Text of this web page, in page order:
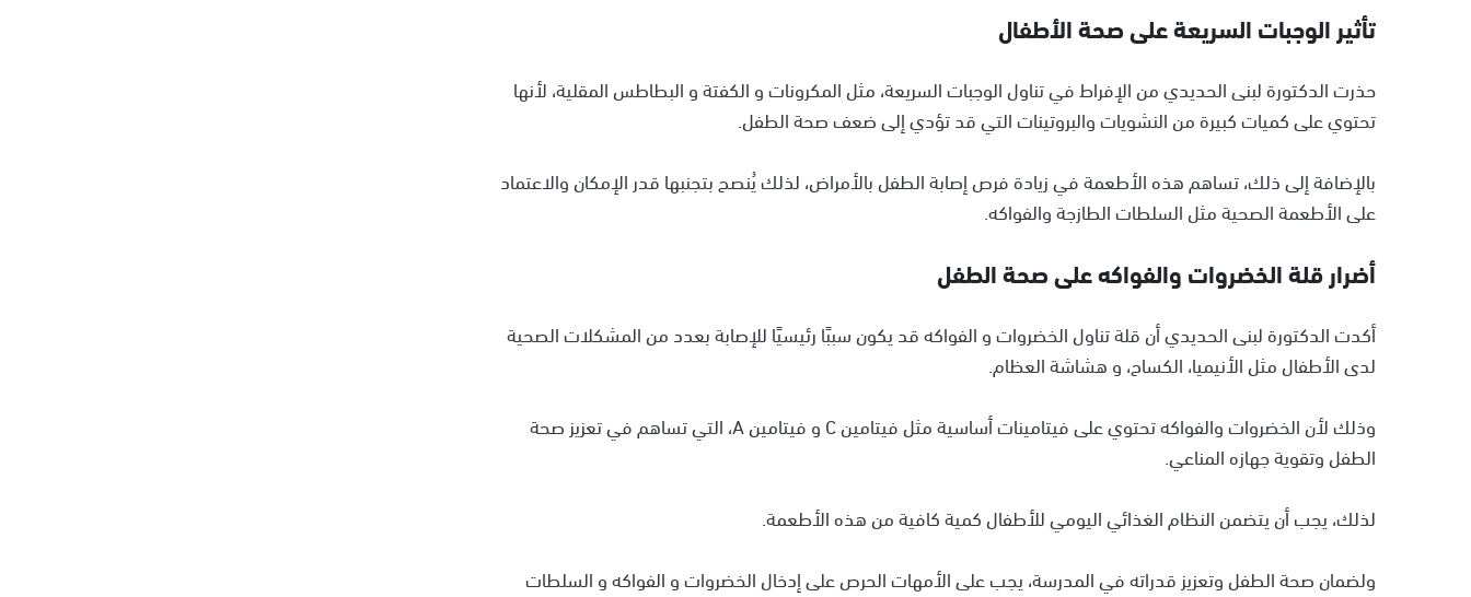
تأثير الوجبات السريعة على صحة الأطفال
حذرت الدكتورة لبنى الحديدي من الإفراط في تناول الوجبات السريعة، مثل المكرونات و الكفتة و البطاطس المقلية، لأنها
تحتوي على كميات كبيرة من النشويات والبروتينات التي قد تؤدي إلى ضعف صحة الطفل.
بالإضافة إلى ذلك، تساهم هذه الأطعمة في زيادة فرص إصابة الطفل بالأمراض، لذلك يُنصح بتجنبها قدر الإمكان والاعتماد
على الأطعمة الصحية مثل السلطات الطازجة والفواكه.
أضرار قلة الخضروات والفواكه على صحة الطفل
أكدت الدكتورة لبنى الحديدي أن قلة تناول الخضروات و الفواكه قد يكون سببًا رئيسيًا للإصابة بعدد من المشكلات الصحية
لدى الأطفال مثل الأنيميا، الكساح، و هشاشة العظام.
وذلك لأن الخضروات والفواكه تحتوي على فيتامينات أساسية مثل فيتامين C و فيتامين A، التي تساهم في تعزيز صحة
الطفل وتقوية جهازه المناعي.
لذلك، يجب أن يتضمن النظام الغذائي اليومي للأطفال كمية كافية من هذه الأطعمة.
ولضمان صحة الطفل وتعزيز قدراته في المدرسة، يجب على الأمهات الحرص على إدخال الخضروات و الفواكه و السلطات